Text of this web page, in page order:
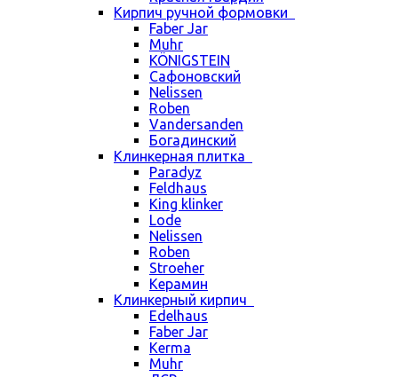
Кирпич ручной формовки
Faber Jar
Muhr
KÖNIGSTEIN
Сафоновский
Nelissen
Roben
Vandersanden
Богадинский
Клинкерная плитка
Paradyz
Feldhaus
King klinker
Lode
Nelissen
Roben
Stroeher
Керамин
Клинкерный кирпич
Edelhaus
Faber Jar
Kerma
Muhr